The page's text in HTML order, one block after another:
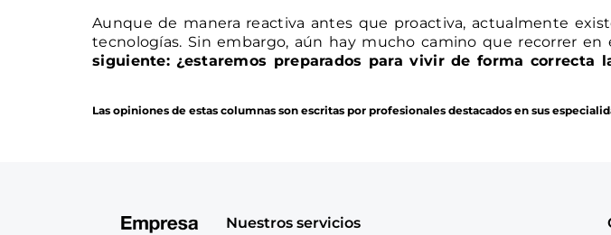
Aunque de manera reactiva antes que proactiva, actualmente
tecnologías. Sin embargo, aún hay mucho camino que recorrer en
siguiente: ¿estaremos preparados para vivir de forma
Las opiniones de estas columnas son escritas por profesionales destacados en sus
Nuestros servicios